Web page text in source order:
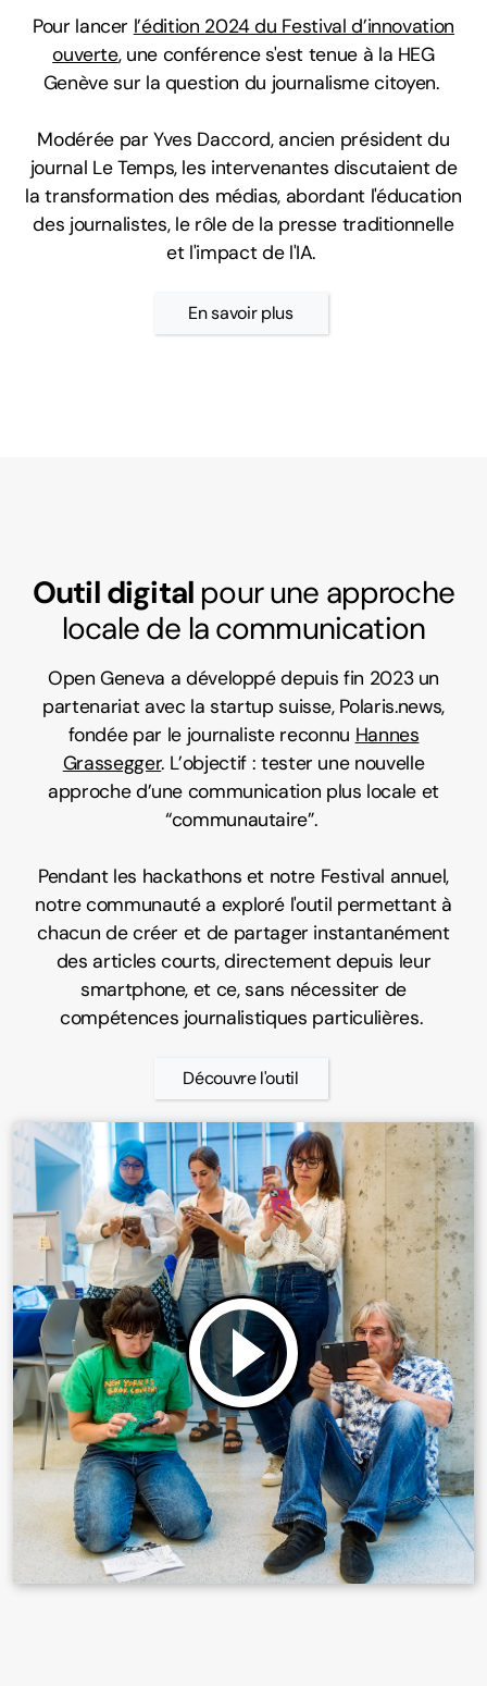
Pour lancer l’édition 2024 du Festival d’innovation
ouverte, une conférence s'est tenue à la HEG
Genève sur la question du journalisme citoyen.
Modérée par Yves Daccord, ancien président du
journal Le Temps, les intervenantes discutaient de
la transformation des médias, abordant l'éducation
des journalistes, le rôle de la presse traditionnelle
et l'impact de l'IA.
En savoir plus
Outil digital pour une approche
locale de la communication
Open Geneva a développé depuis fin 2023 un
partenariat avec la startup suisse, Polaris.news,
fondée par le journaliste reconnu Hannes
Grassegger. L’objectif : tester une nouvelle
approche d’une communication plus locale et
“communautaire”.
Pendant les hackathons et notre Festival annuel,
notre communauté a exploré l'outil permettant à
chacun de créer et de partager instantanément
des articles courts, directement depuis leur
smartphone, et ce, sans nécessiter de
compétences journalistiques particulières.
Découvre l'outil